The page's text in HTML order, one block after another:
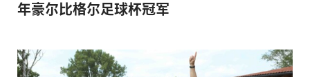
年豪尔比格尔足球杯冠军